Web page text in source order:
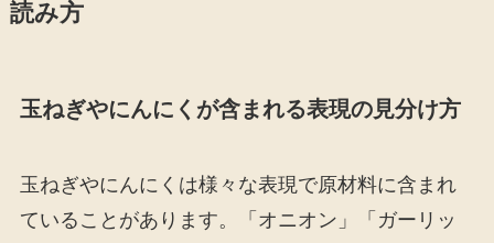
読み方
玉ねぎやにんにくが含まれる表現の見分け方
玉ねぎやにんにくは様々な表現で原材料に含まれ
ていることがあります。「オニオン」「ガーリッ